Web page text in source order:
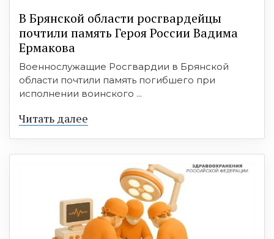
В Брянской области росгвардейцы
почтили память Героя России Вадима
Ермакова
Военнослужащие Росгвардии в Брянской
области почтили память погибшего при
исполнении воинского ...
Читать далее